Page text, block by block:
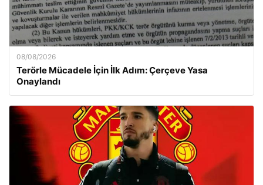
08/08/2026
Terörle Mücadele İçin İlk Adım: Çerçeve Yasa
Onaylandı